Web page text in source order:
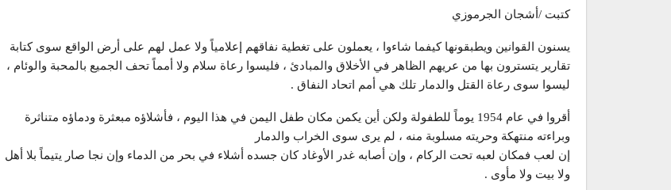
كتبت /أشجان الجرموزي
يسنون القوانين ويطبقونها كيفما شاءوا ، يعملون على تغطية نفاقهم إعلامياً ولا عمل لهم على أرض الواقع سوى كتابة
تقارير يتسترون بها من عريهم الظاهر في الأخلاق والمبادئ ، فليسوا رعاة سلام ولا أمماً تحف الجميع بالمحبة والوئام ،
ليسوا سوى رعاة القتل والدمار تلك هي أمم اتحاد النفاق .
أقروا في عام 1954 يوماً للطفولة ولكن أين يكمن مكان طفل اليمن في هذا اليوم ، فأشلاؤه مبعثرة ودماؤه متناثرة
وبراءته منتهكة وحريته مسلوبة منه ، لم يرى سوى الخراب والدمار
إن لعب فمكان لعبه تحت الركام ، وإن أصابه غدر الأوغاد كان جسده أشلاء في بحر من الدماء وإن نجا صار يتيماً بلا أهل
ولا بيت ولا مأوى .